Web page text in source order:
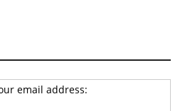
email address: